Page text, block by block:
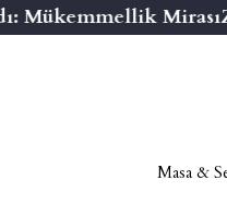
Mirası
Masa &